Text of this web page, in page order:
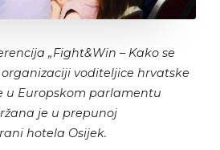
„Fight&Win – Kako se
voditeljice hrvatske
u Europskom parlamentu
je u prepunoj
hotela Osijek.